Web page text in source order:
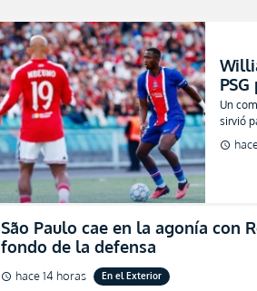
en
Un
sirvió
schedule
São Paulo cae en la agonía con
fondo de la defensa
schedule hace 14 horas En el Exterior